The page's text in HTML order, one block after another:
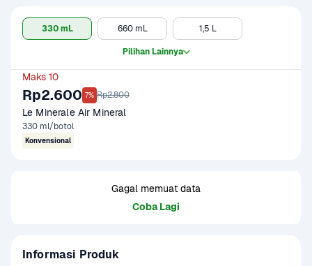
330 mL 660 mL 1,5 L
Pilihan Lainnya
Maks 10
Rp2.600 7% Rp2.800
Le Minerale Air Mineral
330 ml/botol
Konvensional
Gagal memuat data
Coba Lagi
Informasi Produk